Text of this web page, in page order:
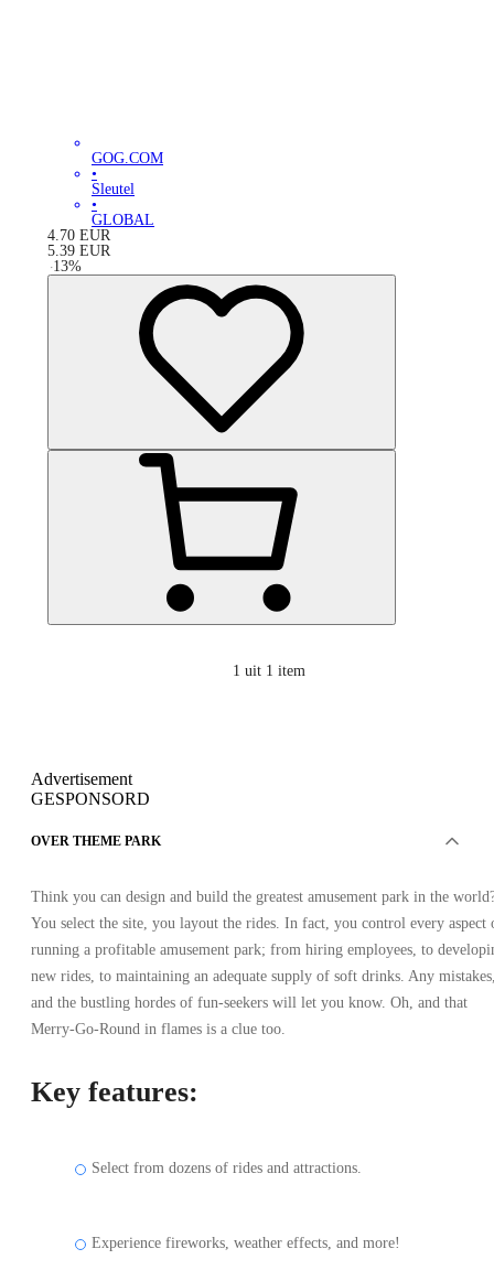
GOG.COM
•
Sleutel
•
GLOBAL
4.70 EUR
5.39 EUR
-13%
1 uit 1 item
Advertisement
GESPONSORD
OVER THEME PARK
Think you can design and build the greatest amusement park in the
You select the site, you layout the rides. In fact, you control every aspect
running a profitable amusement park; from hiring employees, to
new rides, to maintaining an adequate supply of soft drinks. Any
and the bustling hordes of fun-seekers will let you know. Oh, and that
Merry-Go-Round in flames is a clue too.
Key features:
Select from dozens of rides and attractions.
Experience fireworks, weather effects, and more!